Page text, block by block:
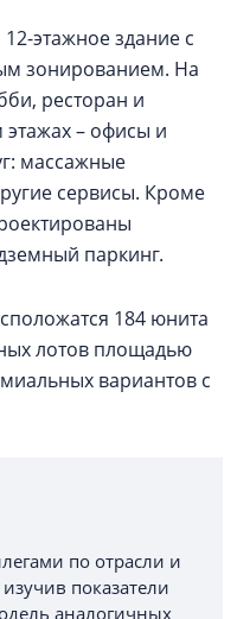
этажное здание с
зонированием. На
ресторан и
– офисы и
массажные
сервисы. Кроме
паркинг.
184 юнита
лотов площадью
вариантов с
по отрасли и
показатели
аналогичных